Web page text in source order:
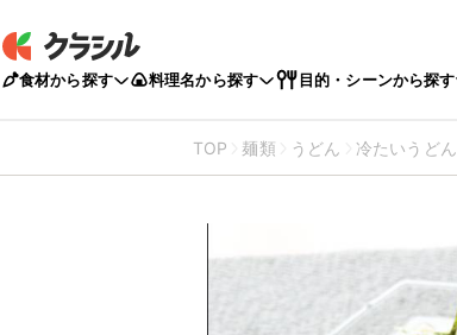
食材から探す 料理名から探す 目的・シーンから探す
TOP 麺類 うどん 冷たいうどん